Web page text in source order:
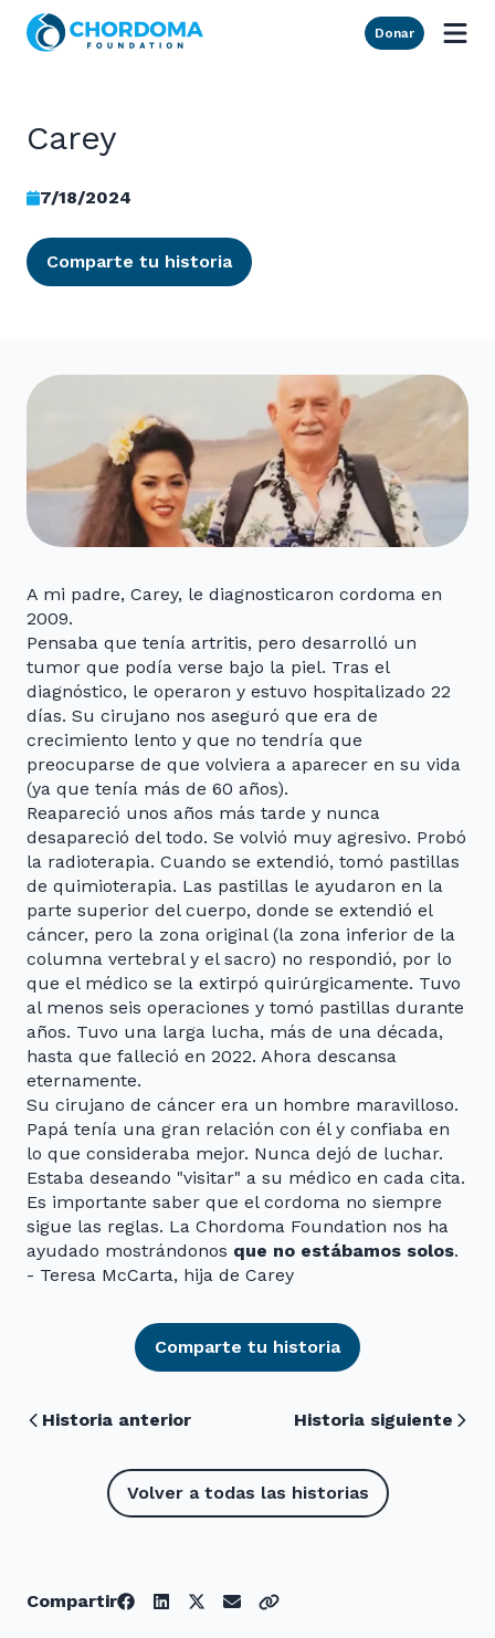
Skip to Main Content
Donar
Carey
7/18/2024
Comparte tu historia
A mi padre, Carey, le diagnosticaron cordoma en
2009.
Pensaba que tenía artritis, pero desarrolló un
tumor que podía verse bajo la piel. Tras el
diagnóstico, le operaron y estuvo hospitalizado 22
días. Su cirujano nos aseguró que era de
crecimiento lento y que no tendría que
preocuparse de que volviera a aparecer en su vida
(ya que tenía más de 60 años).
Reapareció unos años más tarde y nunca
desapareció del todo. Se volvió muy agresivo. Probó
la radioterapia. Cuando se extendió, tomó pastillas
de quimioterapia. Las pastillas le ayudaron en la
parte superior del cuerpo, donde se extendió el
cáncer, pero la zona original (la zona inferior de la
columna vertebral y el sacro) no respondió, por lo
que el médico se la extirpó quirúrgicamente. Tuvo
al menos seis operaciones y tomó pastillas durante
años. Tuvo una larga lucha, más de una década,
hasta que falleció en 2022. Ahora descansa
eternamente.
Su cirujano de cáncer era un hombre maravilloso.
Papá tenía una gran relación con él y confiaba en
lo que consideraba mejor. Nunca dejó de luchar.
Estaba deseando "visitar" a su médico en cada cita.
Es importante saber que el cordoma no siempre
sigue las reglas. La Chordoma Foundation nos ha
ayudado mostrándonos que no estábamos solos.
- Teresa McCarta, hija de Carey
Comparte tu historia
Historia anterior Historia siguiente
Volver a todas las historias
Compartir